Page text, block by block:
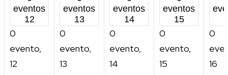
eventos
12
0
evento,
12
eventos
13
0
evento,
13
eventos
14
0
evento,
14
eventos
15
0
evento,
15
0
16